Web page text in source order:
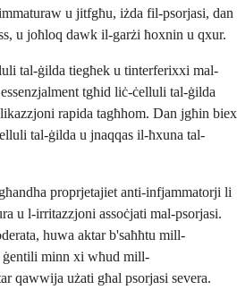
u jitfgħu, iżda fil-psorjasi, dan
u joħloq dawk il-garżi ħoxnin u qxur.
tal-ġilda tiegħek u tinterferixxi mal-
tgħid liċ-ċelluli tal-ġilda
rapida tagħhom. Dan jgħin biex
tal-ġilda u jnaqqas il-ħxuna tal-
proprjetajiet anti-infjammatorji li
u l-irritazzjoni assoċjati mal-psorjasi.
huwa aktar b'saħħtu mill-
ġentili minn xi wħud mill-
qawwija użati għal psorjasi severa.